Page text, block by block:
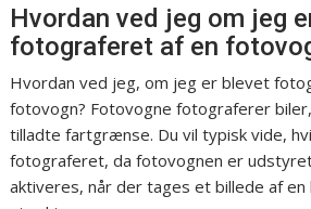
Hvordan ved jeg om jeg
fotograferet af en
Hvordan ved jeg, om jeg er blevet
fotovogn? Fotovogne fotograferer
tilladte fartgrænse. Du vil typisk vide,
fotograferet, da fotovognen er
aktiveres, når der tages et billede af